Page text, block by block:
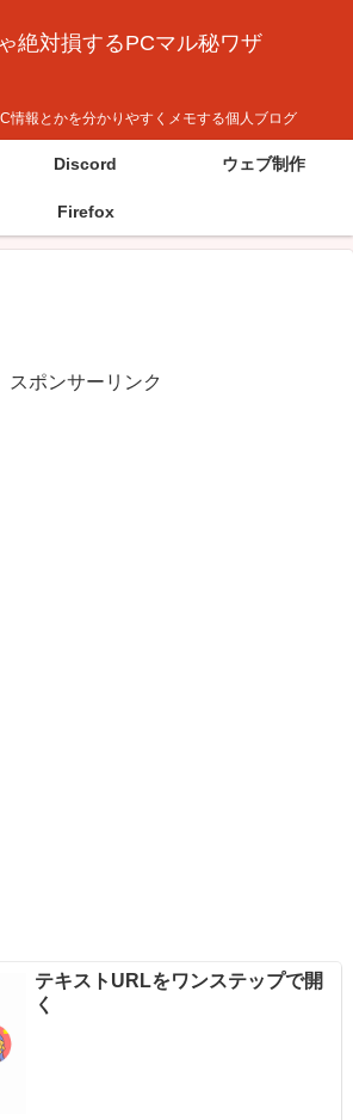
絶対損するPCマル秘ワザ
情報とかを分かりやすくメモする個人ブログ
Discord ウェブ制作
Firefox
スポンサーリンク
テキストURLをワンステップで開
く